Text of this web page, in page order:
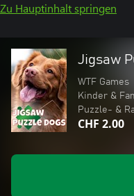
Zu Hauptinhalt springen
Jigsaw
WTF Games
Kinder &
Puzzle- &
CHF 2.00